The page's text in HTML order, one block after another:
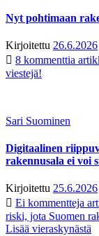
Nyt pohtimaan
Kirjoitettu 26.6.2026
8 kommenttia
viestejä!
Sari Suominen
Digitaalinen
rakennusala ei voi
Kirjoitettu 25.6.2026
Ei kommentteja
riski, jota Suomen
Lisää vieraskynästä